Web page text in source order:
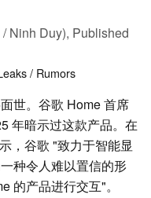
Ninh Duy), Published
/ Rumors
世。谷歌 Home 首席
年暗示过这款产品。在
，谷歌 "致力于智能显
种令人难以置信的形
的产品进行交互"。